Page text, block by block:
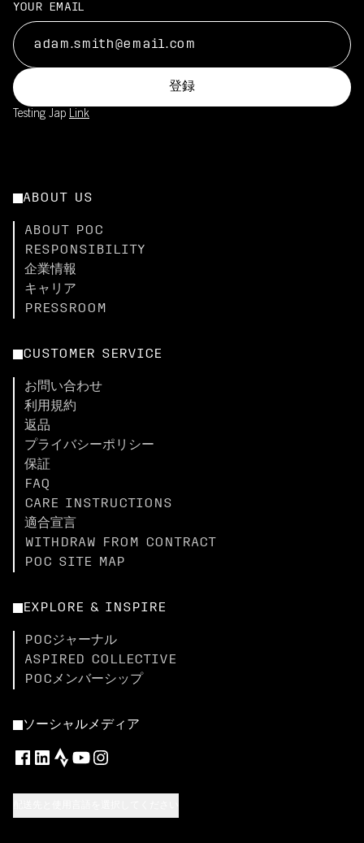
YOUR EMAIL
登録
Testing Jap Link
ABOUT US
ABOUT POC
RESPONSIBILITY
企業情報
キャリア
PRESSROOM
CUSTOMER SERVICE
お問い合わせ
利用規約
返品
プライバシーポリシー
保証
FAQ
CARE INSTRUCTIONS
適合宣言
WITHDRAW FROM CONTRACT
POC SITE MAP
EXPLORE & INSPIRE
POCジャーナル
ASPIRED COLLECTIVE
POCメンバーシップ
ソーシャルメディア